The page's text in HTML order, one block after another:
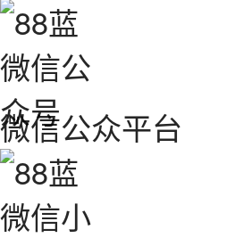
微信公众平台